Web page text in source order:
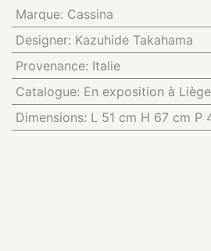
Marque: Cassina
Designer: Kazuhide Takahama
Provenance: Italie
Catalogue: En exposition à Liège
Dimensions: L 51 cm H 67 cm P